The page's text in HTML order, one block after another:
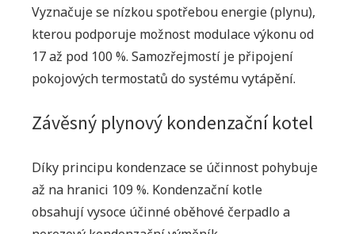
Vyznačuje se nízkou spotřebou energie (plynu),
kterou podporuje možnost modulace výkonu od
17 až pod 100 %. Samozřejmostí je připojení
pokojových termostatů do systému vytápění.
Závěsný plynový kondenzační kotel
Díky principu kondenzace se účinnost pohybuje
až na hranici 109 %. Kondenzační kotle
obsahují vysoce účinné oběhové čerpadlo a